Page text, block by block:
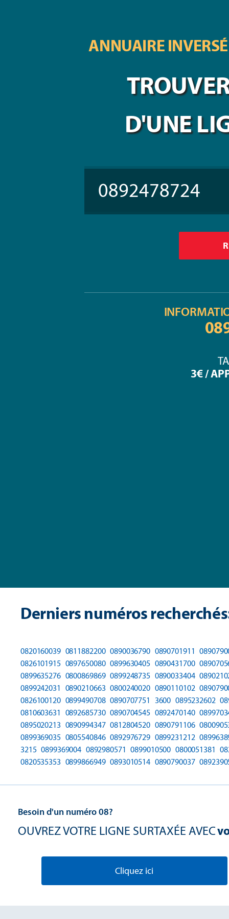
ANNUAIRE
D'UNE
3€ /
Derniers numéros
0820160039 0811882200 0890036790 0890701911
0826101915 0897650080 0899630405 0890431700
0899635276 0800869869 0899248735 0890033404
0899242031 0890210663 0800240020 0890110102
0826100120 0899490708 0890707751 3600 0895232602
0810603631 0892685730 0890704545 0892470140
0895020213 0890994347 0812804520 0890791106
0899369035 0805540846 0892976729 0899231212
3215 0899369004 0892980571 0899010500 0800051381
0820535353 0899866949 0893010514 0890790037
Besoin d'un numéro 08?
OUVREZ VOTRE LIGNE SURTAXÉE AVEC
Cliquez ici